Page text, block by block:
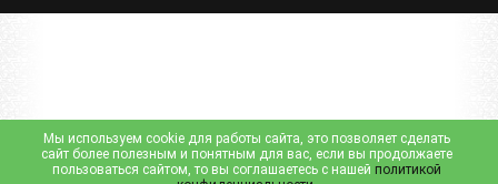
Мы используем cookie для работы сайта, это позволяет сделать
сайт более полезным и понятным для вас, если вы продолжаете
пользоваться сайтом, то вы соглашаетесь с нашей политикой